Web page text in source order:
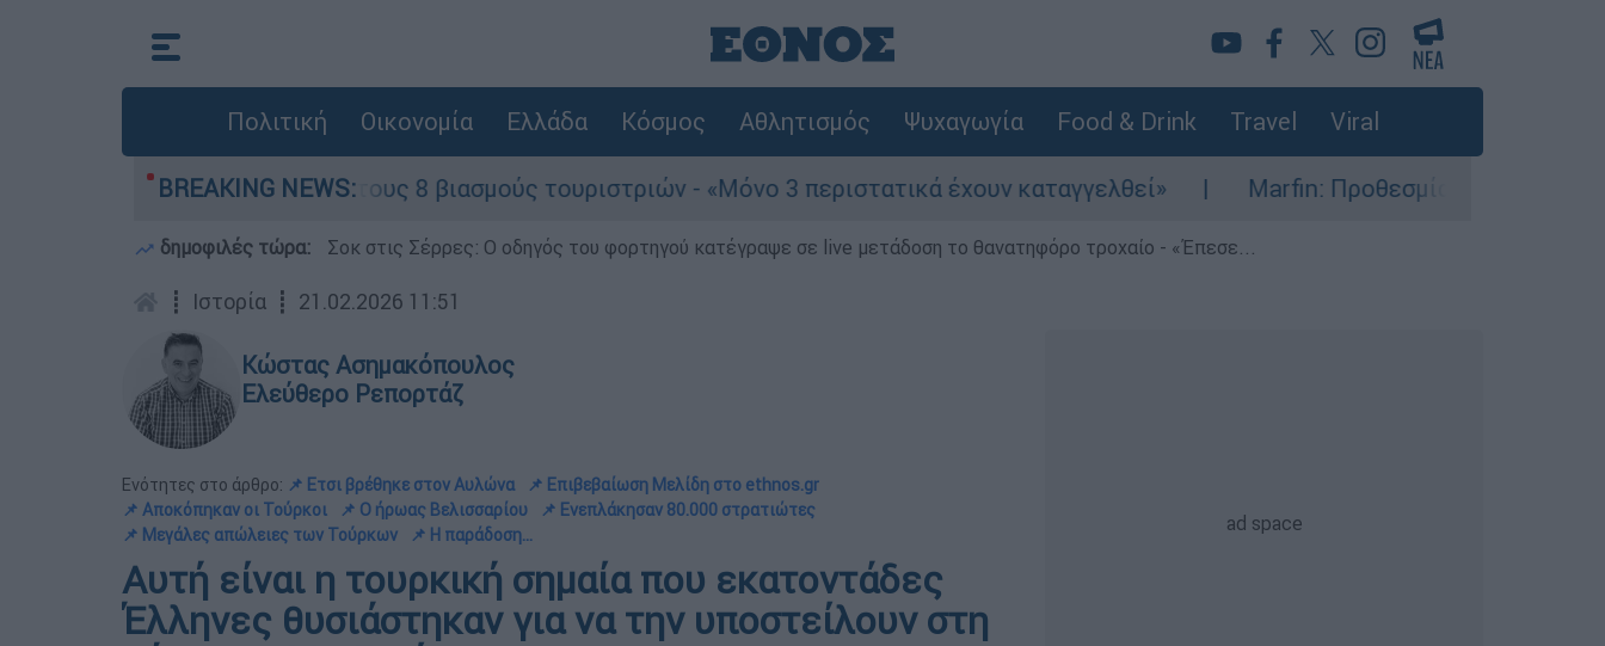
Πολιτική Οικονομία Ελλάδα Κόσμος Αθλητισμός Ψυχαγωγία Food & Drink Travel Viral
BREAKING NEWS:
η ΕΛΑΣ για τους 8 βιασμούς τουριστριών - «Μόνο 3 περιστατικά έχουν καταγγελθεί» Marfin: Προθεσμία για να απολογηθεί έλαβε η
δημοφιλές τώρα: Σοκ στις Σέρρες: Ο οδηγός του φορτηγού κατέγραψε σε live μετάδοση το θανατηφόρο τροχαίο - «Έπεσε...
┋ Ιστορία ┋ 21.02.2026 11:51
Κώστας Ασημακόπουλος
Ελεύθερο Ρεπορτάζ
Ενότητες στο άρθρο: 📌 Ετσι βρέθηκε στον Αυλώνα
📌 Επιβεβαίωση Μελίδη στο ethnos.gr
📌 Aποκόπηκαν οι Τούρκοι
📌 Ο ήρωας Βελισσαρίου
📌 Ενεπλάκησαν 80.000 στρατιώτες
📌 Μεγάλες απώλειες των Τούρκων
📌 Η παράδοση...
Αυτή είναι η τουρκική σημαία που εκατοντάδες
Έλληνες θυσιάστηκαν για να την υποστείλουν στη